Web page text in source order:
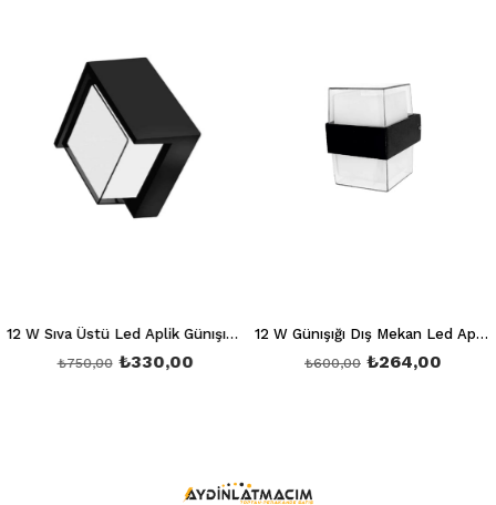
12 W Sıva Üstü Led Aplik Günışığı 3200K Ct 7074
₺330,00
₺750,00
12 W Günışığı Dış Mekan Led Aplik Ct 7047
₺264,00
₺600,00